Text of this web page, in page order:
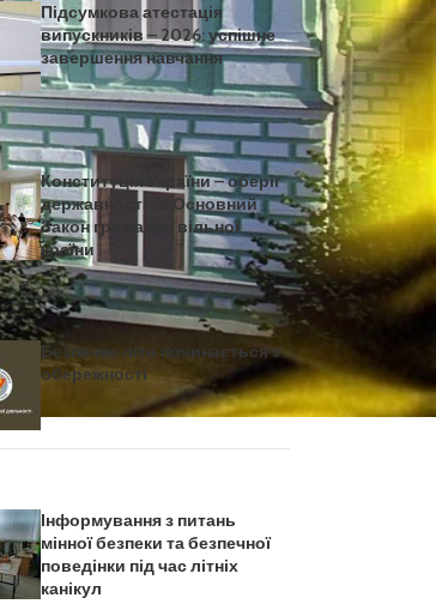
Підсумкова атестація
випускників – 2026: успішне
завершення навчання
Конституція України – оберіг
державності та Основний
Закон громадян вільної
країни
Безпечне літо починається з
обережності
Інформування з питань
мінної безпеки та безпечної
поведінки під час літніх
канікул